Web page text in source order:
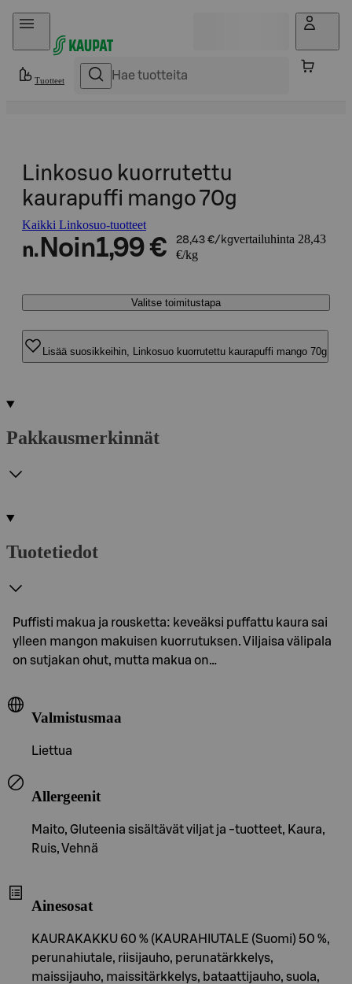
Hyppää sisältöön
Tuotteet
Linkosuo kuorrutettu
kaurapuffi mango 70g
Kaikki Linkosuo-tuotteet
n. Noin1,99 € 28,43 €/kgvertailuhinta 28,43
€/kg
Valitse toimitustapa
Lisää suosikkeihin, Linkosuo kuorrutettu kaurapuffi mango 70g
Pakkausmerkinnät
Tuotetiedot
Puffisti makua ja rousketta: keveäksi puffattu kaura sai
ylleen mangon makuisen kuorrutuksen. Viljaisa välipala
on sutjakan ohut, mutta makua on…
Valmistusmaa
Liettua
Allergeenit
Maito, Gluteenia sisältävät viljat ja -tuotteet, Kaura,
Ruis, Vehnä
Ainesosat
KAURAKAKKU 60 % (KAURAHIUTALE (Suomi) 50 %,
perunahiutale, riisijauho, perunatärkkelys,
maissijauho, maissitärkkelys, bataattijauho, suola,